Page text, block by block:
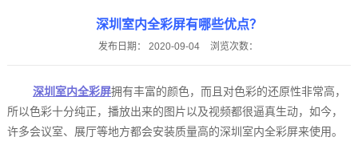
深圳室内全彩屏‍有哪些优点？
发布日期： 2020-09-04 浏览次数：
深圳室内全彩屏‍拥有丰富的颜色，而且对色彩的还原性非常高，
所以色彩十分纯正，播放出来的图片以及视频都很逼真生动，如今，
许多会议室、展厅等地方都会安装质量高的深圳室内全彩屏‍来使用。